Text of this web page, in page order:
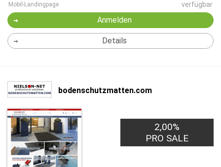
Mobil-Landingpage verfügbar
Anmelden
Details
bodenschutzmatten.com
2,00%
PRO SALE